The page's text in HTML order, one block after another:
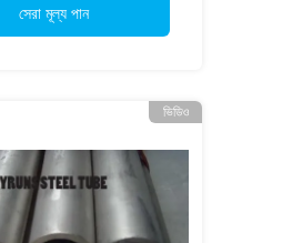
সেরা মূল্য পান
ভিডিও